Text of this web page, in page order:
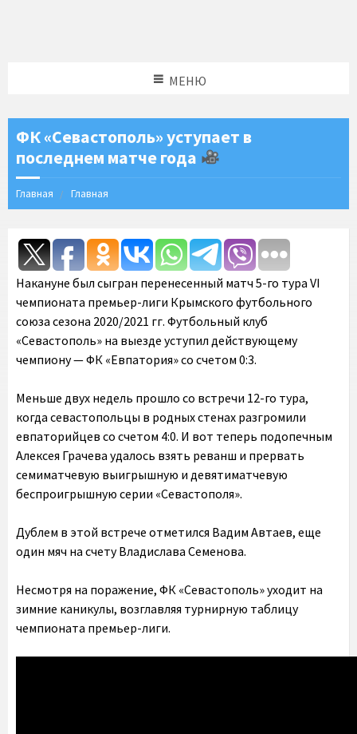
МЕНЮ
ФК «Севастополь» уступает в
последнем матче года
Главная Главная
Накануне был сыгран перенесенный матч 5-го тура VI
чемпионата премьер-лиги Крымского футбольного
союза сезона 2020/2021 гг. Футбольный клуб
«Севастополь» на выезде уступил действующему
чемпиону — ФК «Евпатория» со счетом 0:3.
Меньше двух недель прошло со встречи 12-го тура,
когда севастопольцы в родных стенах разгромили
евпаторийцев со счетом 4:0. И вот теперь подопечным
Алексея Грачева удалось взять реванш и прервать
семиматчевую выигрышную и девятиматчевую
беспроигрышную серии «Севастополя».
Дублем в этой встрече отметился Вадим Автаев, еще
один мяч на счету Владислава Семенова.
Несмотря на поражение, ФК «Севастополь» уходит на
зимние каникулы, возглавляя турнирную таблицу
чемпионата премьер-лиги.